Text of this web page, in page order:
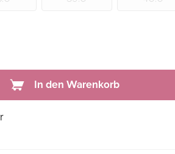
In den Warenkorb